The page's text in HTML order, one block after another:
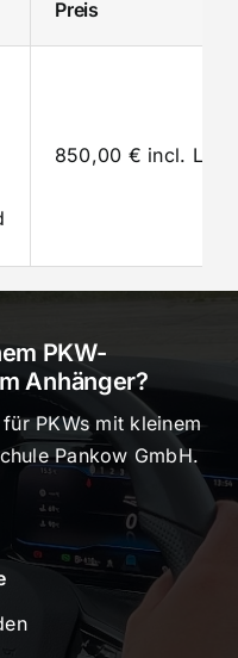
Preis
850,00 € incl.
PKW-
Anhänger?
PKWs mit kleinem
Pankow GmbH.